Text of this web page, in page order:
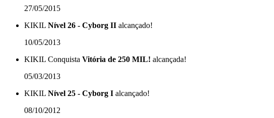
27/05/2015
KIKIL Nível 26 - Cyborg II alcançado!
10/05/2013
KIKIL Conquista Vitória de 250 MIL! alcançada!
05/03/2013
KIKIL Nível 25 - Cyborg I alcançado!
08/10/2012